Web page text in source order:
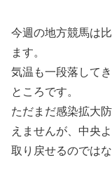
今週の地方競馬は
ます。
気温も一段落して
ところです。
ただまだ感染拡大
えませんが、中央
取り戻せるのでは